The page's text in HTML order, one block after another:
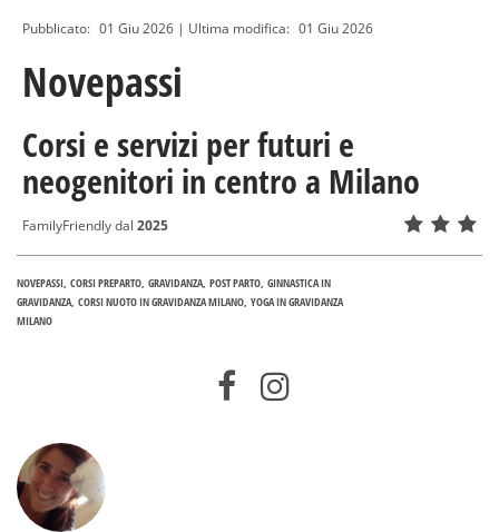
Pubblicato: 01 Giu 2026 | Ultima modifica: 01 Giu 2026
Novepassi
Corsi e servizi per futuri e
neogenitori in centro a Milano
FamilyFriendly dal 2025
NOVEPASSI CORSI PREPARTO GRAVIDANZA POST PARTO GINNASTICA IN
GRAVIDANZA CORSI NUOTO IN GRAVIDANZA MILANO YOGA IN GRAVIDANZA
MILANO